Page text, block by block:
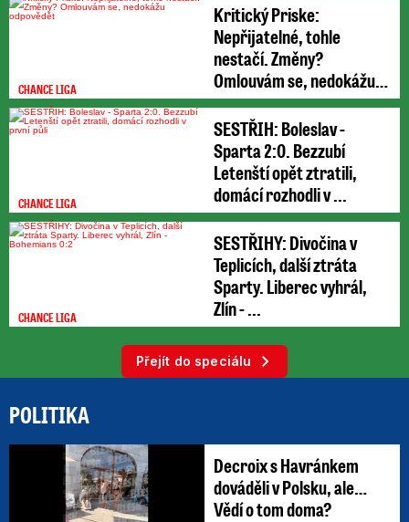
CHANCE LIGA
Kritický Priske:
Nepřijatelné, tohle
nestačí. Změny?
Omlouvám se, nedokážu
odpovědět
CHANCE LIGA
SESTŘIH: Boleslav -
Sparta 2:0. Bezzubí
Letenští opět ztratili,
domácí rozhodli v ...
CHANCE LIGA
SESTŘIHY: Divočina v
Teplicích, další ztráta
Sparty. Liberec vyhrál,
Zlín - ...
Přejít do speciálu
POLITIKA
Decroix s Havránkem
dováděli v Polsku, ale…
Vědí o tom doma?